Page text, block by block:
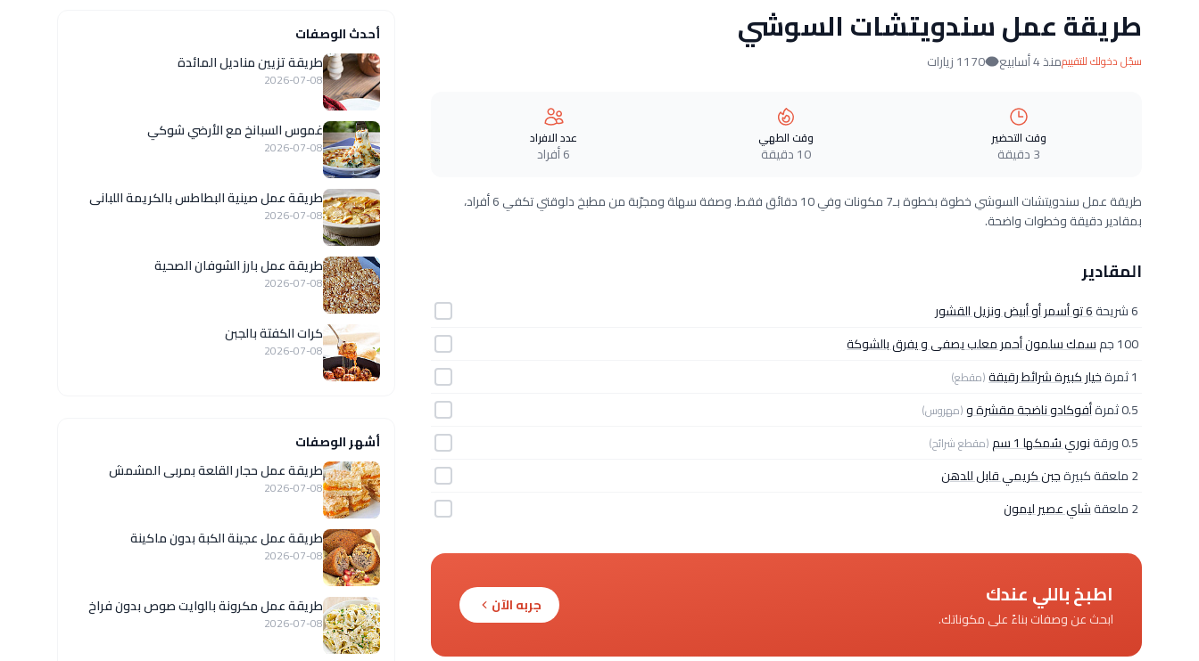
طريقة عمل سندويتشات السوشي
سجّل دخولك للتقييممنذ 4 أسابيع 1170 زيارات
وقت التحضير
3 دقيقة
وقت الطهي
10 دقيقة
عدد الافراد
6 أفراد
طريقة عمل سندويتشات السوشي خطوة بخطوة بـ7 مكونات وفي 10 دقائق فقط. وصفة سهلة ومجرّبة من مطبخ دلوقتي تكفي 6 أفراد،
بمقادير دقيقة وخطوات واضحة.
المقادير
6 شريحة
6 تو أسمر أو أبيض ونزيل القشور
100 جم
سمك سلمون أحمر معلب يصفى و يفرق بالشوكة
1 ثمرة
خيار كبيرة شرائط رقيقة(مقطع)
0.5 ثمرة أفوكادو ناضجة مقشرة و(مهروس)
0.5 ورقة نوري سُمكها 1 سم (مقطع شرائح)
2 ملعقة كبيرة
جبن كريمي قابل للدهن
2 ملعقة
شاي عصير ليمون
اطبخ باللي عندك
ابحث عن وصفات بناءً على مكوناتك.
جربه الآن
أحدث الوصفات
طريقة تزيين مناديل المائدة
2026-07-08
غموس السبانخ مع الأرضي شوكي
2026-07-08
طريقة عمل صينية البطاطس بالكريمة اللبانى
2026-07-08
طريقة عمل بارز الشوفان الصحية
2026-07-08
كرات الكفتة بالجبن
2026-07-08
أشهر الوصفات
طريقة عمل حجار القلعة بمربى المشمش
2026-07-08
طريقة عمل عجينة الكبة بدون ماكينة
2026-07-08
طريقة عمل مكرونة بالوايت صوص بدون فراخ
2026-07-08